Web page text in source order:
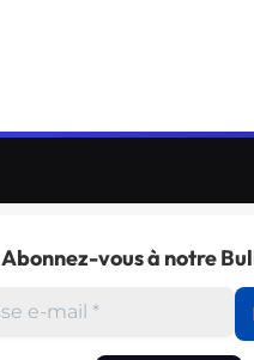
Abonnez-vous à notre